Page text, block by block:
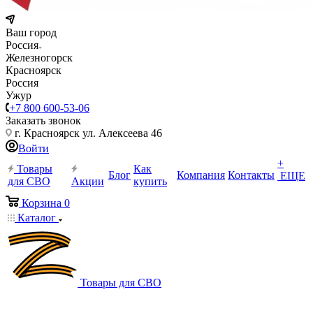
Ваш город
Россия
Железногорск
Красноярск
Россия
Ужур
+7 800 600-53-06
Заказать звонок
г. Красноярск ул. Алексеева 46
Войти
Товары
для СВО
Акции
Блог
Как
купить
Компания Контакты
+
ЕЩЕ
Корзина 0
Каталог
Товары для СВО